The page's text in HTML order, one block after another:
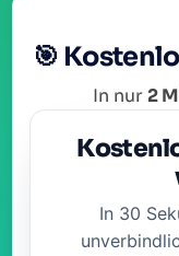
🎯
In nur2
In 30